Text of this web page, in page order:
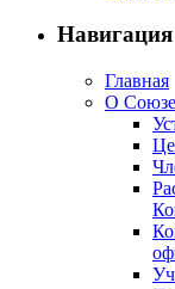
Навигация
Главная
О